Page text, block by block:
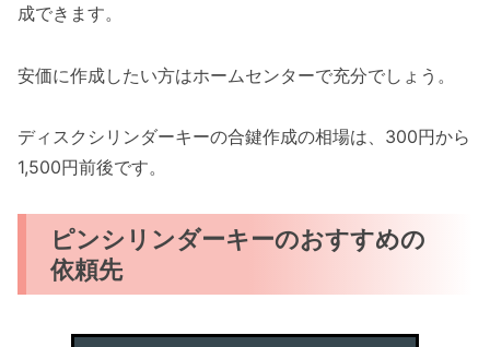
成できます。
安価に作成したい方はホームセンターで充分でしょう。
ディスクシリンダーキーの合鍵作成の相場は、300円から
1,500円前後です。
ピンシリンダーキーのおすすめの
依頼先